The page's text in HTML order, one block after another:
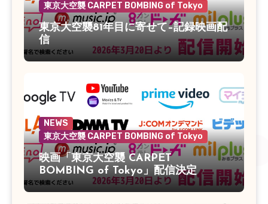
東京大空襲 CARPET BOMBING of Tokyo
東京大空襲81年目に寄せて–記録映画配
信
NEWS
東京大空襲 CARPET BOMBING of Tokyo
映画「東京大空襲 CARPET
BOMBING of Tokyo」配信決定